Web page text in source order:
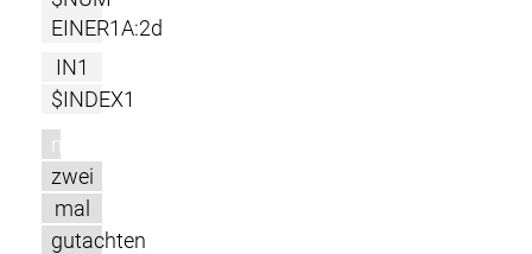
EINER1A:2d
IN1
$INDEX1
m
zwei
mal
gutachten